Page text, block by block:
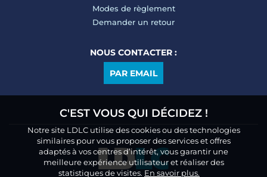
Modes de règlement
Demander un retour
NOUS CONTACTER :
PAR EMAIL
C'EST VOUS QUI DÉCIDEZ !
Notre site LDLC utilise des cookies ou des technologies
similaires pour vous proposer des services et offres
adaptés à vos centres d’intérêt, vous garantir une
meilleure expérience utilisateur et réaliser des
statistiques de visites. En savoir plus.